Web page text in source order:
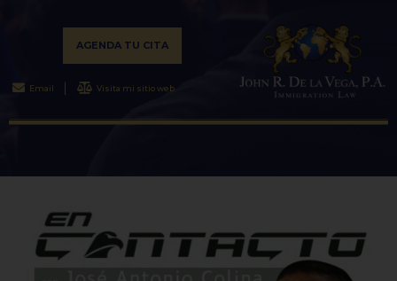
AGENDA TU CITA
Email Visita mi sitio web